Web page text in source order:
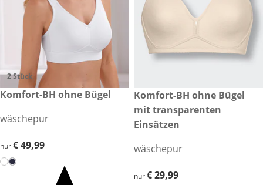
2 Stück
€ 49,99
Komfort-BH ohne Bügel
wäschepur
€ 49,99
nur€ 49,99
€ 29,99
Komfort-BH ohne Bügel
mit transparenten
Einsätzen
wäschepur
€ 29,99
nur€ 29,99